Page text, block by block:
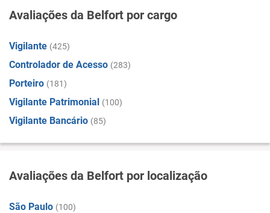
Avaliações da Belfort por cargo
Vigilante (425)
Controlador de Acesso (283)
Porteiro (181)
Vigilante Patrimonial (100)
Vigilante Bancário (85)
Avaliações da Belfort por localização
São Paulo (100)